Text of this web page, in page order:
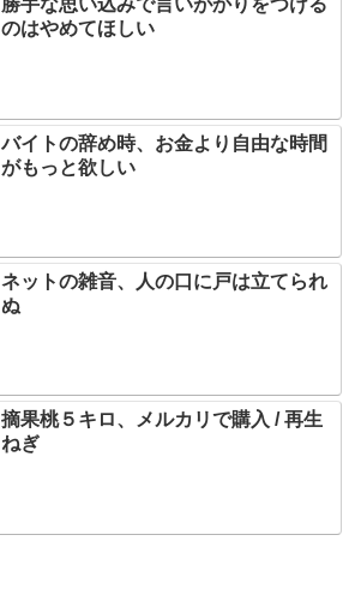
勝手な思い込みで言いがかりをつける
のはやめてほしい
バイトの辞め時、お金より自由な時間
がもっと欲しい
ネットの雑音、人の口に戸は立てられ
ぬ
摘果桃５キロ、メルカリで購入 / 再生
ねぎ